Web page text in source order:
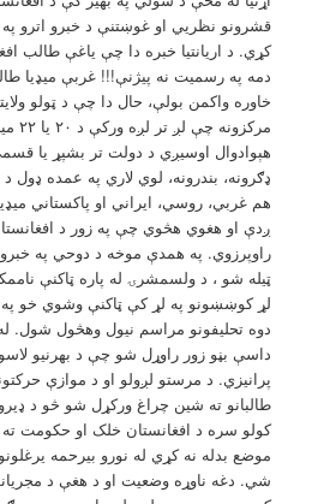
قشرونو نظریي او غوښتنې د خبرو اترو
کړي. د اریانتیا خبره دا چې یاغې طالب
خاوره واکمن بولې، حال دا چې د ټولو
هېوادوال اوسیږي د دولت تر بشپړ یا
ډګرونه، بندرونه، لوي لاري په عمده
هم غربي، روسي، ایراني او پاکستاني
ږدې او هغوي هڅوي چې په زور د
راوپرزوي. په همدې موخه د دوحي په
ټيله شو ، د ولسمشرۍ له پاره ټاکنې
لړ کوښښونو په لړ کې ټاکنې وشوي خو
دوه تحلیفونو مراسم نیول وهڅول شول.
داسې بڼو زور راوړل شو چې د بهرنیو
پرانیزي. د مرستو لږولو او د موازې
طالبانو ته شین چراغ ورکړل شو څو د
کولو سره د افغانستان خلک او حکومت
موضع بدله نه کړي له نورو بیرحمه
شي. دغه ناوړه وضعیت او د هغې د